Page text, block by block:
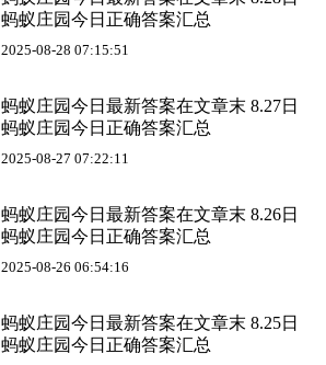
蚂蚁庄园今日正确答案汇总
2025-08-28 07:15:51
蚂蚁庄园今日最新答案在文章末 8.27日
蚂蚁庄园今日正确答案汇总
2025-08-27 07:22:11
蚂蚁庄园今日最新答案在文章末 8.26日
蚂蚁庄园今日正确答案汇总
2025-08-26 06:54:16
蚂蚁庄园今日最新答案在文章末 8.25日
蚂蚁庄园今日正确答案汇总